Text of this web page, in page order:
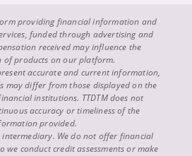
providing financial information and
funded through advertising and
received may influence the
of products on our platform.
accurate and current information,
may differ from those displayed on the
institutions. TTDTM does not
accuracy or timeliness of the
provided.
intermediary. We do not offer financial
conduct credit assessments or make